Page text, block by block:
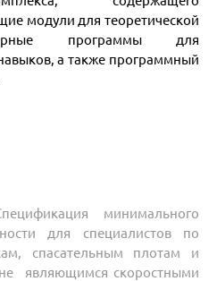
модули для теоретической
программы для
а также программный
минимального
для специалистов по
спасательным плотам и
являющимся скоростными